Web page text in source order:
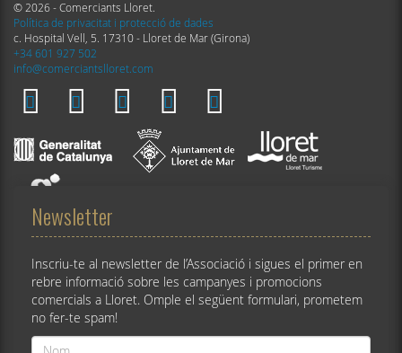
© 2026 - Comerciants Lloret.
Política de privacitat i protecció de dades
c. Hospital Vell, 5. 17310 - Lloret de Mar (Girona)
+34 601 927 502
info@comerciantslloret.com
Newsletter
Inscriu-te al newsletter de l’Associació i sigues el primer en
rebre informació sobre les campanyes i promocions
comercials a Lloret. Omple el següent formulari, prometem
no fer-te spam!
Nom